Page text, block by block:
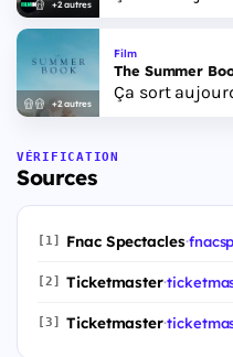
+2 autres
+2 autres
Film
The Summer
Ça sort
VÉRIFICATION
Sources
[1] Fnac Spectacles·
[2] Ticketmaster·
[3] Ticketmaster·